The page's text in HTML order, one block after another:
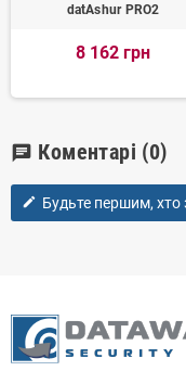
datAshur PRO2
8 162 грн
chat Коментарі (0)
edit Будьте першим, хто